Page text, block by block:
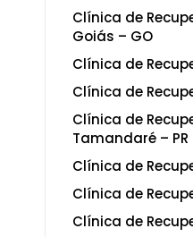
Clínica de
Goiás – GO
Clínica de
Clínica de
Clínica de
Tamandaré – PR
Clínica de
Clínica de
Clínica de